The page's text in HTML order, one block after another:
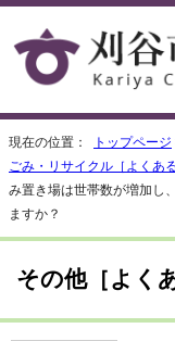
現在の位置： トップページ
ごみ・リサイクル［よくあ
み置き場は世帯数が増加し
ますか？
その他［よく